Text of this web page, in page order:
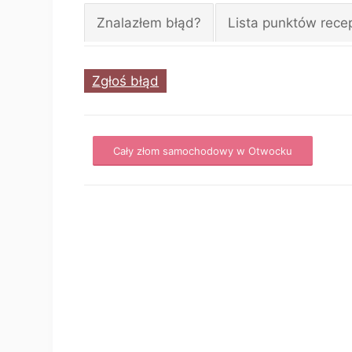
Znalazłem błąd? Lista punktów
Zgłoś błąd
Cały złom samochodowy w Otwocku